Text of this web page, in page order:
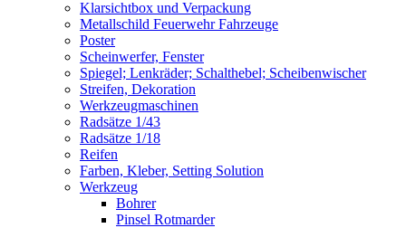
Klarsichtbox und Verpackung
Metallschild Feuerwehr Fahrzeuge
Poster
Scheinwerfer, Fenster
Spiegel; Lenkräder; Schalthebel; Scheibenwischer
Streifen, Dekoration
Werkzeugmaschinen
Radsätze 1/43
Radsätze 1/18
Reifen
Farben, Kleber, Setting Solution
Werkzeug
Bohrer
Pinsel Rotmarder